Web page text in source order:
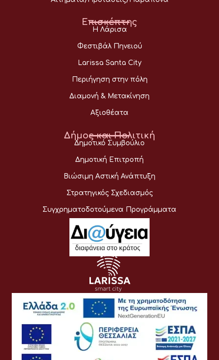
Επισκέπτης
Η Λάρισα
Φεστιβάλ Πηνειού
Larissa Santa City
Περιήγηση στην πόλη
Διαμονή & Μετακίνηση
Αξιοθέατα
Δήμος και Πολιτική
Δημοτικό Συμβούλιο
Δημοτική Επιτροπή
Βιώσιμη Αστική Ανάπτυξη
Στρατηγικός Σχεδιασμός
Συγχρηματοδοτούμενα Προγράμματα